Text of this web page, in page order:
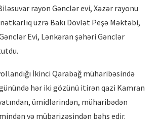
rayon Gənclər evi, Xəzər rayonu
üzrə Bakı Dövlət Peşə Məktəbi,
Evi, Lənkəran şəhəri Gənclər
İkinci Qarabağ müharibəsində
hər iki gözünü itirən qazi Kamran
ümidlərindən, müharibədən
və mübarizəsindən bəhs edir.